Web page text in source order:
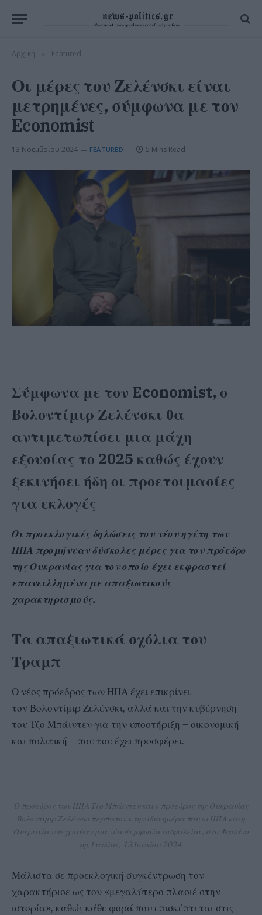
Αρχική Featured
Οι μέρες του Ζελένσκι είναι
μετρημένες, σύμφωνα με τον
Economist
13 Νοεμβρίου 2024 FEATURED 5 Mins Read
Σύμφωνα με τον Economist, ο
Βολοντίμιρ Ζελένσκι θα
αντιμετωπίσει μια μάχη
εξουσίας το 2025 καθώς έχουν
ξεκινήσει ήδη οι προετοιμασίες
για εκλογές
Οι προεκλογικές δηλώσεις του νέου ηγέτη των
ΗΠΑ προμήνυαν δύσκολες μέρες για τον πρόεδρο
της Ουκρανίας για τον οποίο έχει εκφραστεί
επανειλλημένα με απαξιωτικούς
χαρακτηρισμούς.
Τα απαξιωτικά σχόλια του
Τραμπ
Ο νέος πρόεδρος των ΗΠΑ έχει επικρίνει
τον Βολοντίμιρ Ζελένσκι, αλλά και την κυβέρνηση
του Τζο Μπάιντεν για την υποστήριξη – οικονομική
και πολιτική – που του έχει προσφέρει.
Ο πρόεδρος των ΗΠΑ Τζο Μπάιντεν και ο πρόεδρος της Ουκρανίας
Βολοντίμιρ Ζελένσκι περπατούν την ίδια ημέρα που οι ΗΠΑ και η
Ουκρανία υπέγραψαν μια νέα συμφωνία ασφαλείας, στο Φασάνο
της Ιταλίας, 13 Ιουνίου 2024.
Μάλιστα σε προεκλογική συγκέντρωση τον
χαρακτήρισε ως τον «μεγαλύτερο πλασιέ στην
ιστορία», καθώς κάθε φορά που επισκέπτεται στις